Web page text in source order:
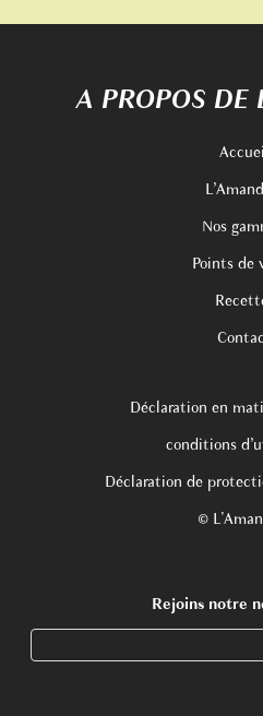
A PROPOS DE
Nos
Points de
Déclaration en
conditions
Déclaration de
©
Rejoins notre